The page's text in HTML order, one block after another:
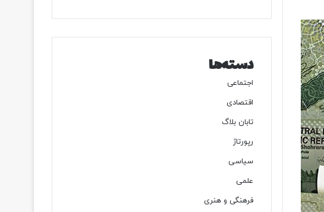
دسته‌ها
اجتماعی
اقتصادی
تابان بلاگ
رپورتاژ
سیاسی
علمی
فرهنگی و هنری